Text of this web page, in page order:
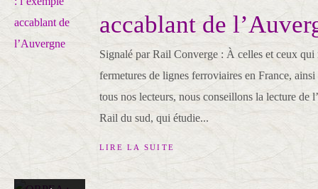
accablant de
Signalé par Rail Converge : À celles et ceux
fermetures de lignes ferroviaires en France, ainsi
tous nos lecteurs, nous conseillons la lecture de
Rail du sud, qui étudie...
LIRE LA SUITE